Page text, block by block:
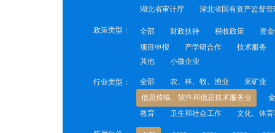
湖北省审计厅
湖北省国有资产监督管
政策类型： 全部 财政扶持 税收政策 资
项目申报
产学研合作 技术服务
其他
小微企业
行业类型： 全部 农、林、牧、渔业 采矿业
信息传输、软件和信息技术服务业
教育
卫生和社会工作 文化、体